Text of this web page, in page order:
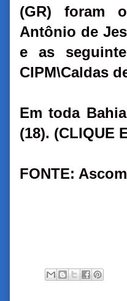
(GR) foram
Antônio de
e as
CIPM\Caldas
Em toda
(18). (CLIQUE
FONTE: